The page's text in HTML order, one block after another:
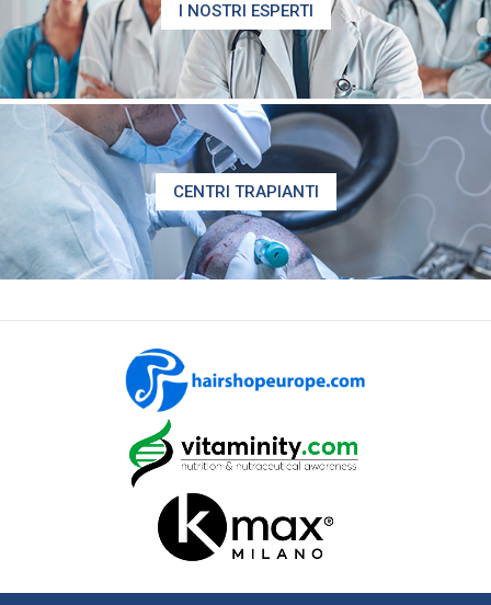
I NOSTRI ESPERTI
CENTRI TRAPIANTI